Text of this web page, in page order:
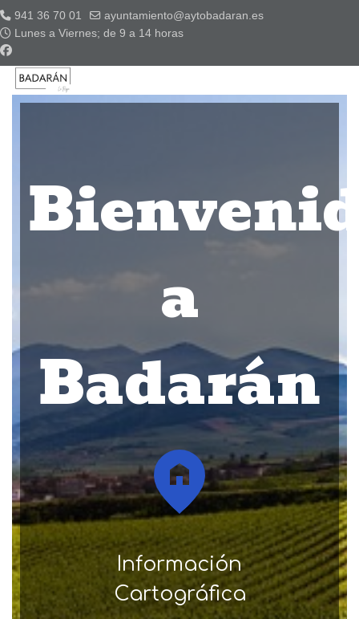
941 36 70 01
ayuntamiento@aytobadaran.es
Lunes a Viernes; de 9 a 14 horas
a
Badarán
Información
Cartográfica